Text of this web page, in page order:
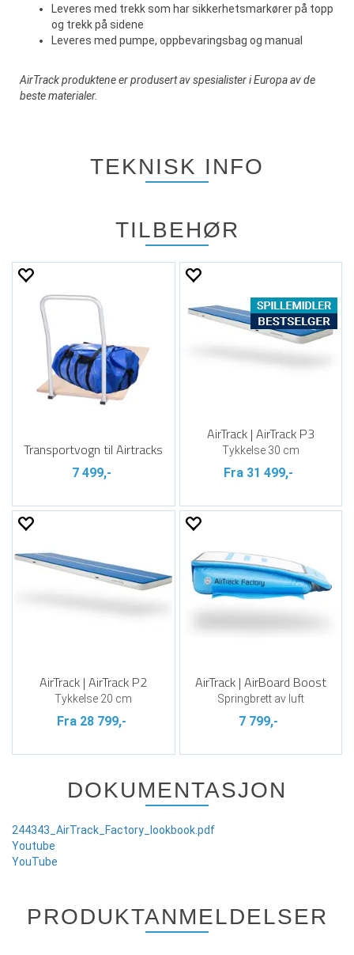
Leveres med trekk som har sikkerhetsmarkører på topp
og trekk på sidene
Leveres med pumpe, oppbevaringsbag og manual
AirTrack produktene er produsert av spesialister i Europa av de
beste materialer.
TEKNISK INFO
TILBEHØR
Transportvogn til Airtracks
7 499,-
AirTrack | AirTrack P3
Tykkelse 30 cm
Fra 31 499,-
AirTrack | AirTrack P2
Tykkelse 20 cm
Fra 28 799,-
AirTrack | AirBoard Boost
Springbrett av luft
7 799,-
DOKUMENTASJON
244343_AirTrack_Factory_lookbook.pdf
Youtube
YouTube
PRODUKTANMELDELSER